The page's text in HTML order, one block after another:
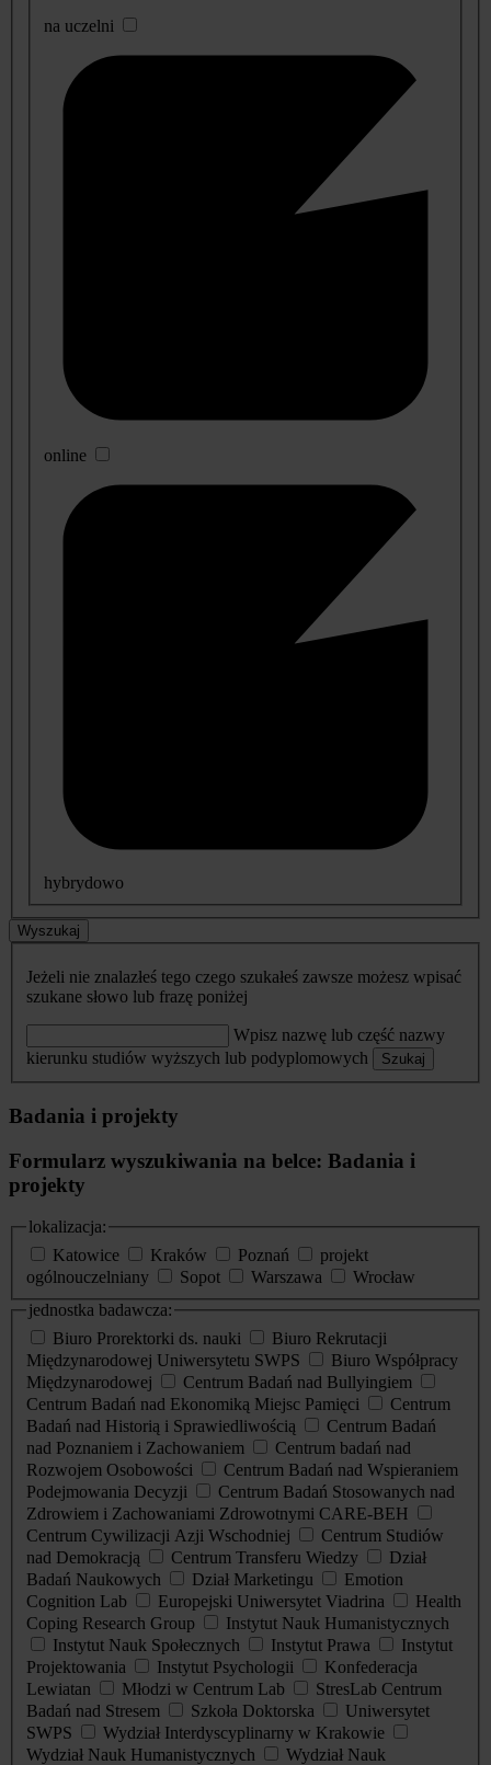
na uczelni
online
hybrydowo
Wyszukaj
Jeżeli nie znalazłeś tego czego szukałeś zawsze możesz wpisać
szukane słowo lub frazę poniżej
Wpisz nazwę lub część nazwy
kierunku studiów wyższych lub podyplomowych
Szukaj
Badania i projekty
Formularz wyszukiwania na belce: Badania i
projekty
lokalizacja:
Katowice
Kraków Poznań
projekt
ogólnouczelniany
Sopot Warszawa
Wrocław
jednostka badawcza:
Biuro Prorektorki ds. nauki
Biuro Rekrutacji
Międzynarodowej Uniwersytetu SWPS
Biuro Współpracy
Międzynarodowej
Centrum Badań nad Bullyingiem
Centrum Badań nad Ekonomiką Miejsc Pamięci
Centrum
Badań nad Historią i Sprawiedliwością
Centrum Badań
nad Poznaniem i Zachowaniem
Centrum badań nad
Rozwojem Osobowości
Centrum Badań nad Wspieraniem
Podejmowania Decyzji
Centrum Badań Stosowanych nad
Zdrowiem i Zachowaniami Zdrowotnymi CARE-BEH
Centrum Cywilizacji Azji Wschodniej
Centrum Studiów
nad Demokracją
Centrum Transferu Wiedzy
Dział
Badań Naukowych
Dział Marketingu
Emotion
Cognition Lab
Europejski Uniwersytet Viadrina
Health
Coping Research Group
Instytut Nauk Humanistycznych
Instytut Nauk Społecznych
Instytut Prawa
Instytut
Projektowania
Instytut Psychologii
Konfederacja
Lewiatan
Młodzi w Centrum Lab
StresLab Centrum
Badań nad Stresem
Szkoła Doktorska
Uniwersytet
SWPS
Wydział Interdyscyplinarny w Krakowie
Wydział Nauk Humanistycznych
Wydział Nauk